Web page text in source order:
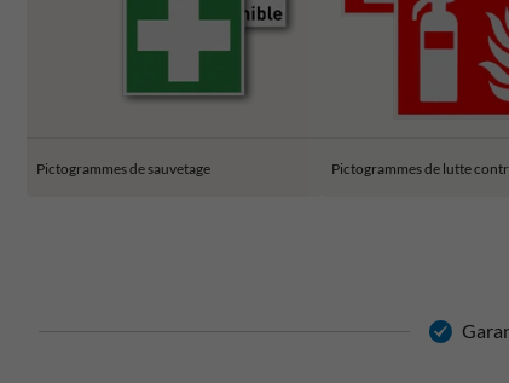
Pictogrammes de sauvetage Pictogrammes de lutte